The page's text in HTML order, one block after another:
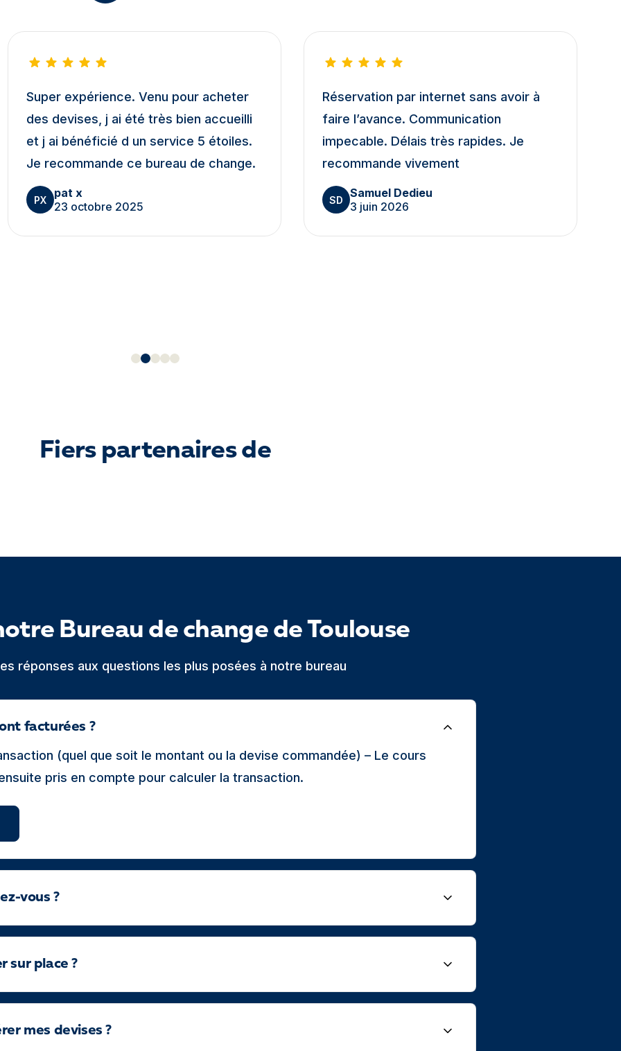
Super expérience. Venu pour acheter
des devises, j ai été très bien accueilli
et j ai bénéficié d un service 5 étoiles.
Je recommande ce bureau de change.
PX
pat x
23 octobre 2025
Réservation par internet sans avoir à
faire l’avance. Communication
impecable. Délais très rapides. Je
recommande vivement
SD
Samuel Dedieu
3 juin 2026
Fiers partenaires de
Bureau de change de Toulouse
réponses aux questions les plus posées à notre bureau
facturées ?
(quel que soit le montant ou la devise commandée) – Le cours
pris en compte pour calculer la transaction.
vous ?
sur place ?
mes devises ?